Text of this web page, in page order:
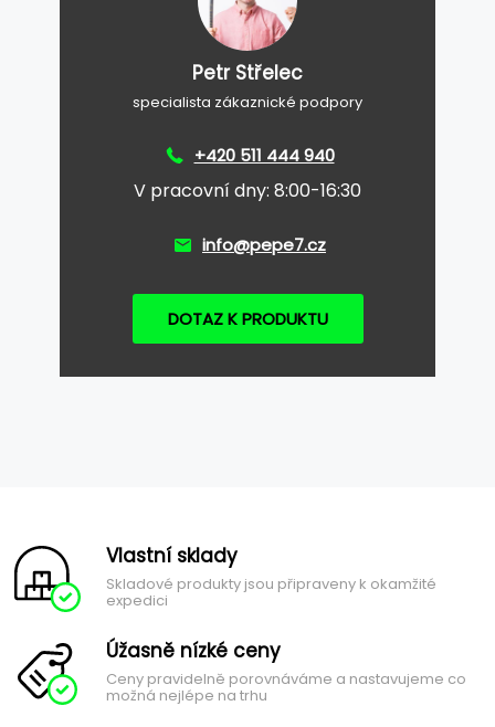
Petr Střelec
specialista zákaznické podpory
+420 511 444 940
V pracovní dny: 8:00-16:30
info@pepe7.cz
DOTAZ K PRODUKTU
Vlastní sklady
Skladové produkty jsou připraveny k okamžité
expedici
Úžasně nízké ceny
Ceny pravidelně porovnáváme a nastavujeme co
možná nejlépe na trhu